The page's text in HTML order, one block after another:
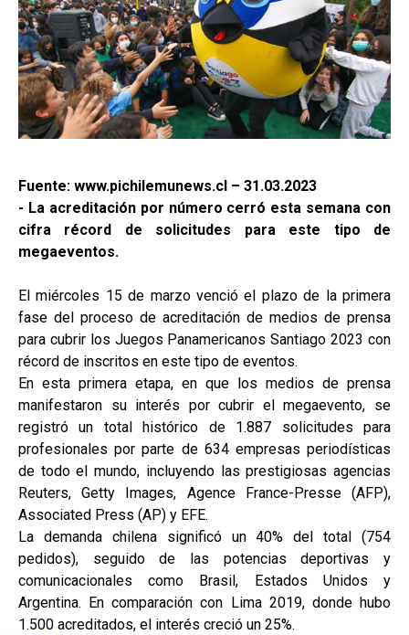
Fuente: www.pichilemunews.cl – 31.03.2023
- La acreditación por número cerró esta semana con
cifra récord de solicitudes para este tipo de
megaeventos.
El miércoles 15 de marzo venció el plazo de la primera
fase del proceso de acreditación de medios de prensa
para cubrir los Juegos Panamericanos Santiago 2023 con
récord de inscritos en este tipo de eventos.
En esta primera etapa, en que los medios de prensa
manifestaron su interés por cubrir el megaevento, se
registró un total histórico de 1.887 solicitudes para
profesionales por parte de 634 empresas periodísticas
de todo el mundo, incluyendo las prestigiosas agencias
Reuters, Getty Images, Agence France-Presse (AFP),
Associated Press (AP) y EFE.
La demanda chilena significó un 40% del total (754
pedidos), seguido de las potencias deportivas y
comunicacionales como Brasil, Estados Unidos y
Argentina. En comparación con Lima 2019, donde hubo
1.500 acreditados, el interés creció un 25%.